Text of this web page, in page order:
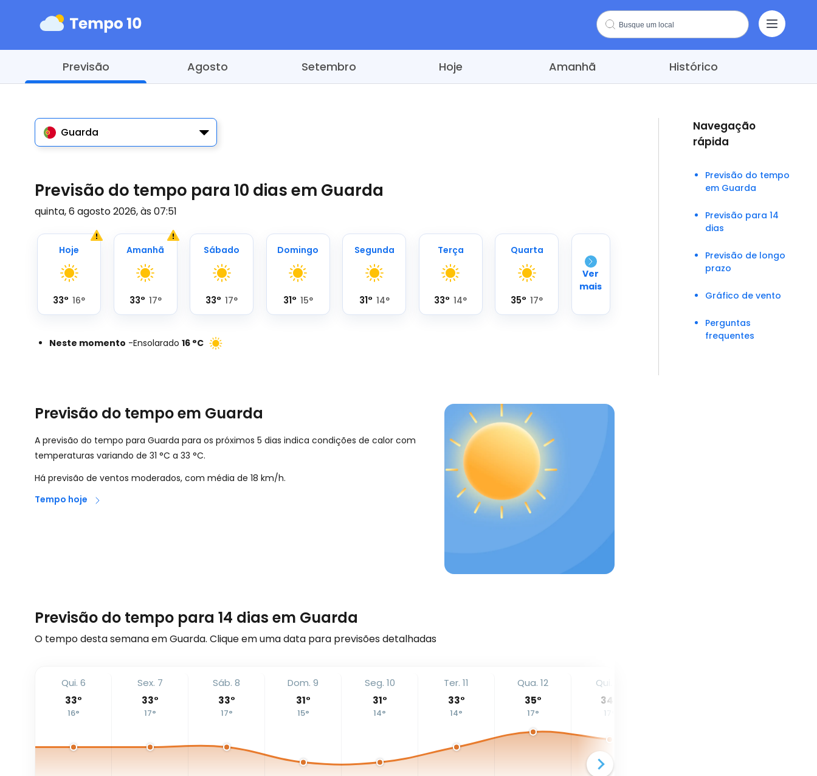
Previsão Agosto Setembro Hoje Amanhã Histórico
Guarda
Previsão do tempo para 10 dias em Guarda
quinta, 6 agosto 2026, às 07:51
Hoje
33° 16°
Amanhã
33° 17°
Sábado
33° 17°
Domingo
31° 15°
Segunda
31° 14°
Terça
33° 14°
Quarta
35° 17°
Ver
mais
Neste momento -Ensolarado 16 °C
Previsão do tempo em Guarda
A previsão do tempo para Guarda para os próximos 5 dias indica condições de calor com
temperaturas variando de 31 °C a 33 °C.
Há previsão de ventos moderados, com média de 18 km/h.
Tempo hoje
Previsão do tempo para 14 dias em Guarda
O tempo desta semana em Guarda. Clique em uma data para previsões detalhadas
Qui. 6
33°
16°
Sex. 7
33°
17°
Sáb. 8
33°
17°
Dom. 9
31°
15°
Seg. 10
31°
14°
Ter. 11
33°
14°
Qua. 12
35°
17°
Qui. 13
34
17
Navegação
rápida
Previsão do tempo
em Guarda
Previsão para 14
dias
Previsão de longo
prazo
Gráfico de vento
Perguntas
frequentes